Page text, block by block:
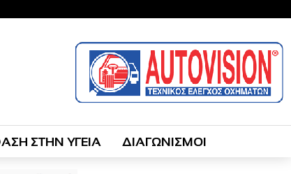
ΣΤΗΝ ΥΓΕΙΑ ΔΙΑΓΩΝΙΣΜΟΙ